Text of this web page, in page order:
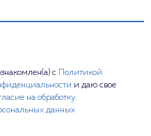
с
Политикой
и даю свое
на обработку
данных